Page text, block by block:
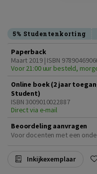
5% Studentenkorting
Paperback
Maart 2019 | ISBN
Voor 21:00 uur besteld,
Online boek (2 jaar
Student)
ISBN 3009010022887
Direct via e-mail
Beoordeling aanvragen
Voor docenten met een
Inkijkexemplaar